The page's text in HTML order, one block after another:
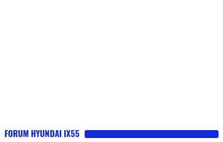
FORUM HYUNDAI IX55